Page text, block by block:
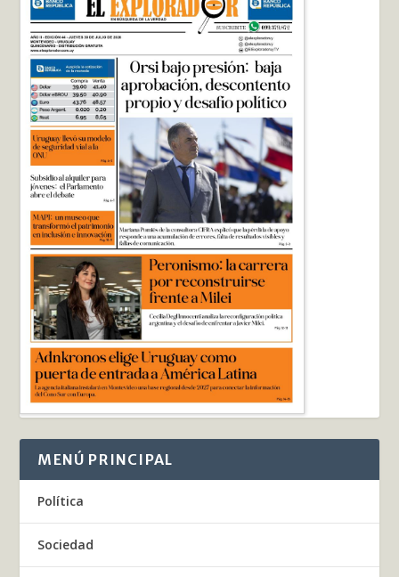
MENÚ PRINCIPAL
Política
Sociedad